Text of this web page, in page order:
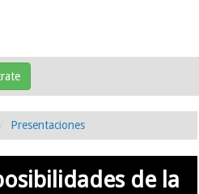
Presentaciones
de la